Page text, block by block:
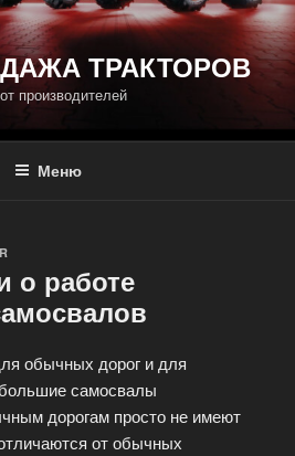
ТРАКТОРОВ
производителей
Меню
о работе
обычных дорог и для
самосвалы
дорогам просто не имеют
от обычных